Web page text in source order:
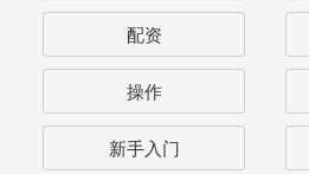
配资
操作
新手入门